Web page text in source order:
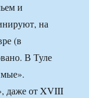
и
на
(в
В Туле
даже от XVIII